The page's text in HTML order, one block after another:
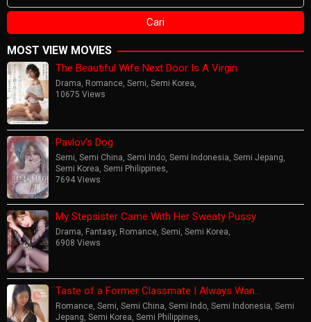
MOST VIEW MOVIES
The Beautiful Wife Next Door Is A Virgin
Drama, Romance, Semi, Semi Korea,
10675 Views
Pavlov’s Dog
Semi, Semi China, Semi Indo, Semi Indonesia, Semi Jepang,
Semi Korea, Semi Philippines,
7694 Views
My Stepsister Came With Her Sweaty Pussy
Drama, Fantasy, Romance, Semi, Semi Korea,
6908 Views
Taste of a Former Classmate I Always Wan…
Romance, Semi, Semi China, Semi Indo, Semi Indonesia, Semi
Jepang, Semi Korea, Semi Philippines,